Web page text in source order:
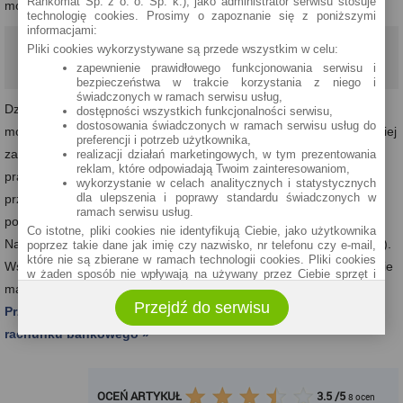
mogła wiedzieć o intencjach dłużnika.
60 FIRM POŻYCZKOWYCH W JEDNYM MIEJSCU. PORÓWNAJ
OFERTY »
Dzięki skutecznemu zastosowaniu skargi pauliańskiej, wierzyciel
może na zasadach pierwszeństwa przed wierzycielami osoby trzeciej
zaspokoić swoje roszczenia z majątku, którego dotyczyła czynność
prawna uznana za bezskuteczną. Przedmiot zbyty lub darowany
przez dłużnika traktuje się tak, jak gdyby nadal znajdował się w
posiadaniu pierwotnego właściciela (zobacz Postanowienie Sądu
Najwyższego z 12 grudnia 2012 roku - sygnatura akt III CZP 79/12).
Wspomniana zasada ułatwia wierzycielowi i komornikowi odzyskanie
majątku przekazanego przez dłużnika osobie trzeciej.
Przeczytaj, jakie są nowe zasady egzekucji komorniczej z
rachunku bankowego »
OCEŃ ARTYKUŁ 3.5/5 8 ocen
technologię cookies. Prosimy o zapoznanie się z poniższymi
informacjami:
Pliki cookies wykorzystywane są przede wszystkim w celu:
zapewnienie prawidłowego funkcjonowania serwisu i
bezpieczeństwa w trakcie korzystania z niego i
świadczonych w ramach serwisu usług,
dostępności wszystkich funkcjonalności serwisu,
dostosowania świadczonych w ramach serwisu usług do
preferencji i potrzeb użytkownika,
realizacji działań marketingowych, w tym prezentowania
reklam, które odpowiadają Twoim zainteresowaniom,
wykorzystanie w celach analitycznych i statystycznych
dla ulepszenia i poprawy standardu świadczonych w
ramach serwisu usług.
Co istotne, pliki cookies nie identyfikują Ciebie, jako użytkownika
poprzez takie dane jak imię czy nazwisko, nr telefonu czy e-mail,
które nie są zbierane w ramach technologii cookies. Pliki cookies
w żaden sposób nie wpływają na używany przez Ciebie sprzęt i
Zakres wykorzystywania plików cookies możliwy jest do
określenia w ustawieniach przeglądarki każdego użytkownika. Bez
wprowadzenia zmian ustawień, informacje w plikach cookies mogą
spółka Rankomat.pl Sp. z o.o. (dawniej: Rankomat Sp. z o. o. Sp.
k.) z siedzibą w Warszawie, ul. Wolska 88, 01 - 141 Warszawa.
Przejdź do serwisu